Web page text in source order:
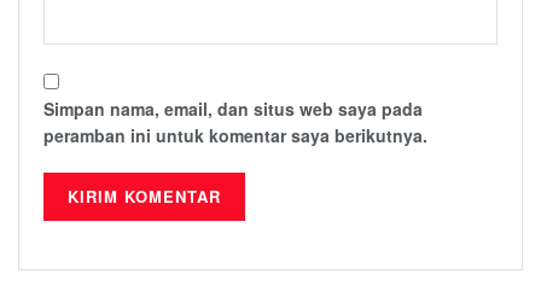
Simpan nama, email, dan situs web saya pada
peramban ini untuk komentar saya berikutnya.